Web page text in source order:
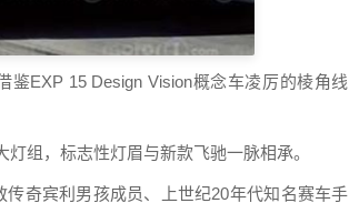
EXP 15 Design Vision概念车凌厉的棱角线
组，标志性灯眉与新款飞驰一脉相承。
奇宾利男孩成员、上世纪20年代知名赛车手